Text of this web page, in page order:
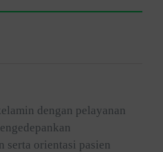
dengan pelayanan
serta orientasi pasien